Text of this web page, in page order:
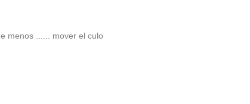
menos ...... mover el culo